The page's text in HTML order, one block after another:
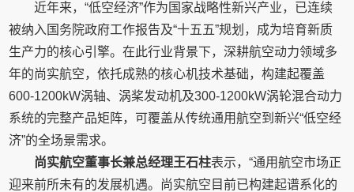
近年来，“低空经济”作为国家战略性新兴产业，已连续
被纳入国务院政府工作报告及“十五五”规划，成为培育新质
生产力的核心引擎。在此行业背景下，深耕航空动力领域多
年的尚实航空，依托成熟的核心机技术基础，构建起覆盖
600-1200kW涡轴、涡桨发动机及300-1200kW涡轮混合动力
系统的完整产品矩阵，可覆盖从传统通用航空到新兴“低空经
济”的全场景需求。
尚实航空董事长兼总经理王石柱表示，“通用航空市场正
迎来前所未有的发展机遇。尚实航空目前已构建起谱系化的